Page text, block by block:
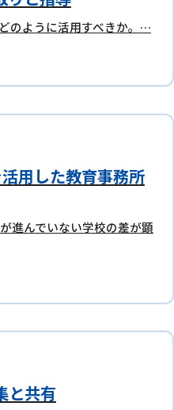
のように活用すべきか。…
進んでいない学校の差が顕
と共有